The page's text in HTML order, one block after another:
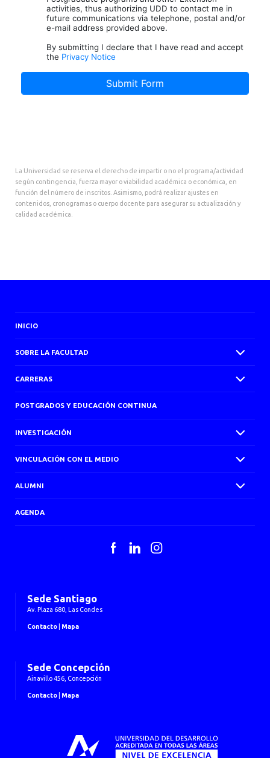
La Universidad se reserva el derecho de impartir o no el programa/actividad
según contingencia, fuerza mayor o viabilidad académica o económica, en
función del número de inscritos. Asimismo, podrá realizar ajustes en
contenidos, cronogramas o cuerpo docente para asegurar su actualización y
calidad académica.
INICIO
SOBRE LA FACULTAD
CARRERAS
POSTGRADOS Y EDUCACIÓN CONTINUA
INVESTIGACIÓN
VINCULACIÓN CON EL MEDIO
ALUMNI
AGENDA
FacebookLinkedInInstagram
Sede Santiago
Av. Plaza 680, Las Condes
Contacto Mapa
Sede Concepción
Ainavillo 456, Concepción
Contacto Mapa